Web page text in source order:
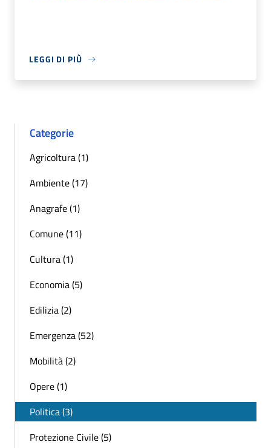
LEGGI DI PIÙ
Categorie
Agricoltura (1)
Ambiente (17)
Anagrafe (1)
Comune (11)
Cultura (1)
Economia (5)
Edilizia (2)
Emergenza (52)
Mobilità (2)
Opere (1)
Politica (3)
Protezione Civile (5)